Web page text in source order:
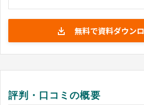
PC・スマートフォン（ブラウザ
カード、指紋、顔認証、入退室連
段から選択でき、休暇の取得、残
ど、従業員と管理者間でのやりと
に異なる就業ルールにも柔軟な設
す。 ※1 出典：KING OF TIME公式HP（2026年
無料で資料ダウン
評判・口コミの概要